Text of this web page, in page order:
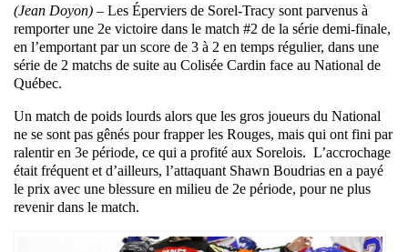
(Jean Doyon) – Les Éperviers de Sorel-Tracy sont parvenus à
remporter une 2e victoire dans le match #2 de la série demi-finale,
en l’emportant par un score de 3 à 2 en temps régulier, dans une
série de 2 matchs de suite au Colisée Cardin face au National de
Québec.
Un match de poids lourds alors que les gros joueurs du National
ne se sont pas gênés pour frapper les Rouges, mais qui ont fini par
ralentir en 3e période, ce qui a profité aux Sorelois. L’accrochage
était fréquent et d’ailleurs, l’attaquant Shawn Boudrias en a payé
le prix avec une blessure en milieu de 2e période, pour ne plus
revenir dans le match.